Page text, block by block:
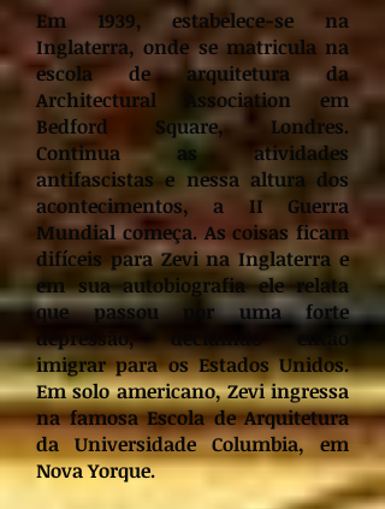
Em 1939, estabelece-se na
Inglaterra, onde se matricula na
escola de arquitetura da
Architectural Association em
Bedford Square, Londres.
Continua as atividades
antifascistas e nessa altura dos
acontecimentos, a II Guerra
Mundial começa. As coisas ficam
difíceis para Zevi na Inglaterra e
em sua autobiografia ele relata
que passou por uma forte
depressão, decidindo então
imigrar para os Estados Unidos.
Em solo americano, Zevi ingressa
na famosa Escola de Arquitetura
da Universidade Columbia, em
Nova Yorque.